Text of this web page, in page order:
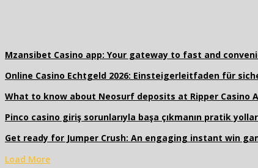
Mzansibet Casino app: Your gateway to fast and
Online Casino Echtgeld 2026: Einsteigerleitfaden für
What to know about Neosurf deposits at Ripper Casino
Pinco casino giriş sorunlarıyla başa çıkmanın pratik
Get ready for Jumper Crush: An engaging instant win
Load More